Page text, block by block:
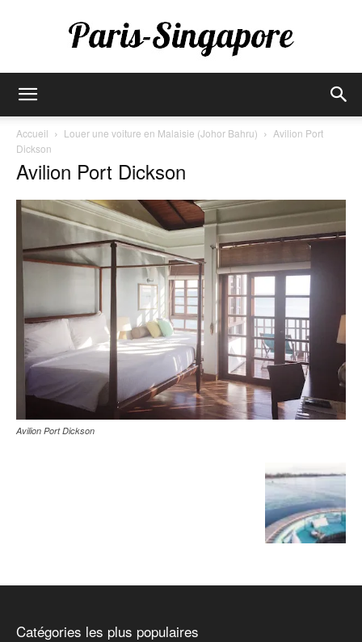
Singapore
Accueil Louer une voiture en Malaisie (Johor Bahru)
Avilion Port
Dickson
Avilion Port Dickson
Avilion Port Dickson
Catégories les plus populaires